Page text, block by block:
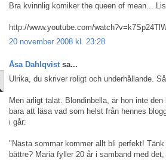
Bra kvinnlig komiker the queen of mean...
http://www.youtube.com/
20 november 2008 kl. 23:28
Åsa Dahlqvist sa...
Ulrika, du skriver roligt och underhållande.
Men ärligt talat. Blondinbella, är hon inte
bara att läsa vad som helst från hennes
i går:
"Nästa sommar kommer allt bli perfekt!
bättre? Maria fyller 20 år i samband med